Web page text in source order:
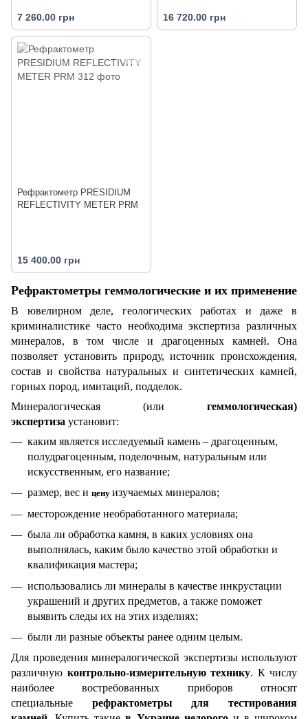
7 260.00 грн 16 720.00 грн
Рефрактометр PRESIDIUM
REFLECTIVITY METER PRM
15 400.00 грн
Рефрактометры геммологические и их применение
В ювелирном деле, геологических работах и даже в
криминалистике часто необходима экспертиза различных
минералов, в том числе и драгоценных камней. Она
позволяет установить природу, источник происхождения,
состав и свойства натуральных и синтетических камней,
горных пород, имитаций, подделок.
Минералогическая (или геммологическая)
экспертиза установит:
каким является исследуемый камень – драгоценным,
полудрагоценным, поделочным, натуральным или
искусственным, его название;
размер, вес и цену изучаемых минералов;
месторождение необработанного материала;
была ли обработка камня, в каких условиях она
выполнялась, каким было качество этой обработки и
квалификация мастера;
использовались ли минералы в качестве инкрустации
украшений и других предметов, а также поможет
выявить следы их на этих изделиях;
были ли разные объекты ранее одним целым.
Для проведения минералогической экспертизы используют
различную контрольно-измерительную технику. К числу
наиболее востребованных приборов относят
специальные рефрактометры для тестирования